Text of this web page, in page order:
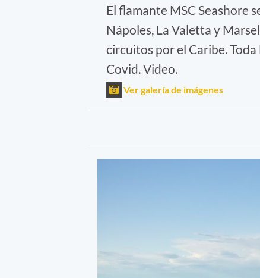
El flamante MSC Seashore
Nápoles, La Valetta y
circuitos por el Caribe.
Covid. Video.
Ver galería de imágenes